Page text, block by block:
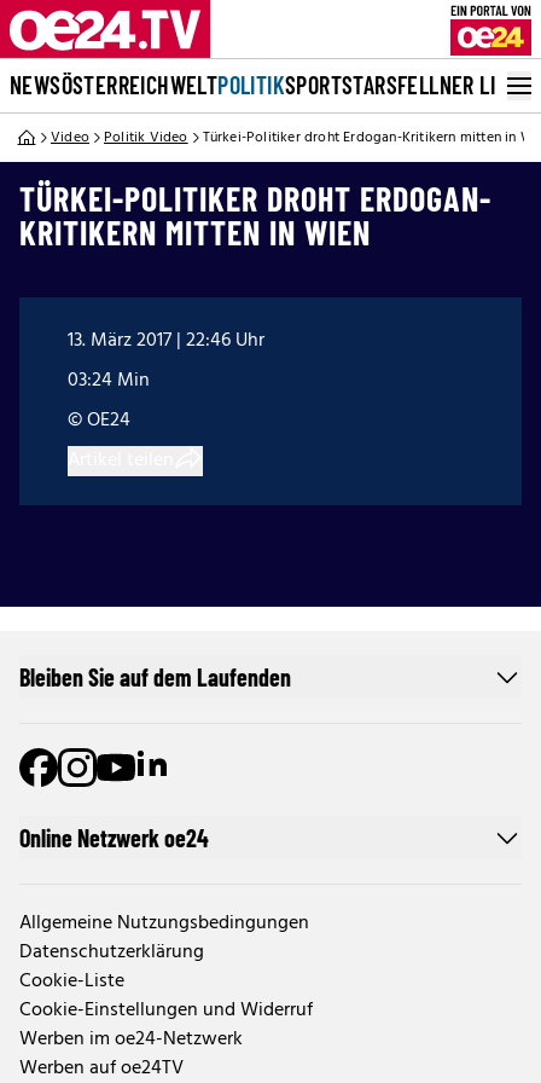
NEWSÖSTERREICHWELTPOLITIKSPORTSTARSFELLNER LIVE
Video Politik Video Türkei-Politiker droht Erdogan-Kritikern mitten in
TÜRKEI-POLITIKER DROHT ERDOGAN-
KRITIKERN MITTEN IN WIEN
13. März 2017 | 22:46 Uhr
03:24 Min
© OE24
Online Netzwerk oe24
Allgemeine Nutzungsbedingungen
Datenschutzerklärung
Cookie-Liste
Cookie-Einstellungen und Widerruf
Werben im oe24-Netzwerk
Werben auf oe24TV
Bleiben Sie auf dem Laufenden